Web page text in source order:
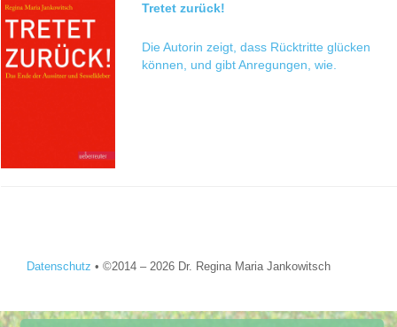
Tretet zurück!
Die Autorin zeigt, dass Rücktritte glücken
können, und gibt Anregungen, wie.
Datenschutz • ©2014 – 2026 Dr. Regina Maria Jankowitsch